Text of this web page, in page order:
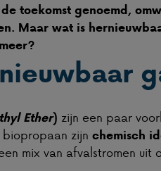
toekomst genoemd,
Maar wat is
Ether) zijn een paar
zijn chemisch
mix van afvalstromen